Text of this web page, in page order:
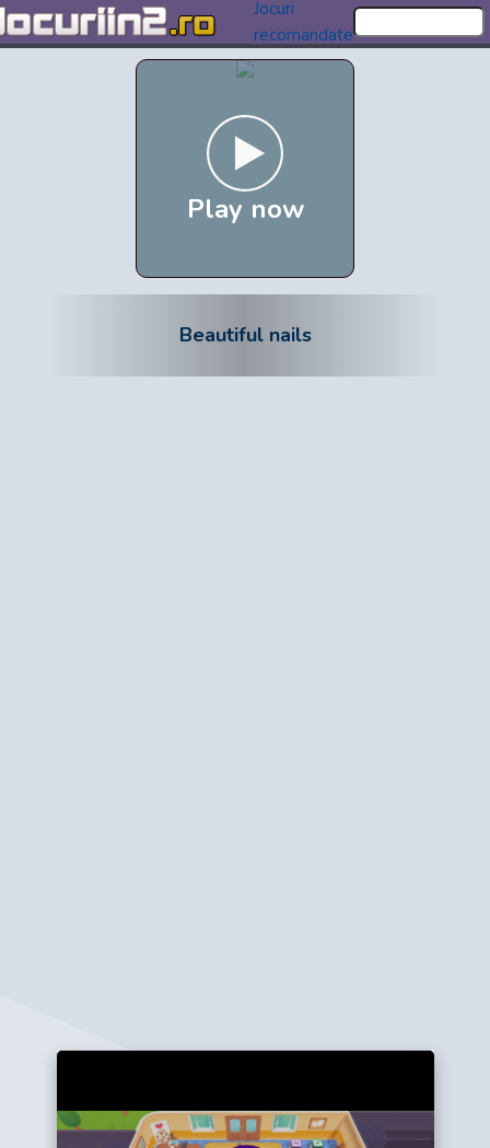
Jocuri
recomandate
Play now
Beautiful nails